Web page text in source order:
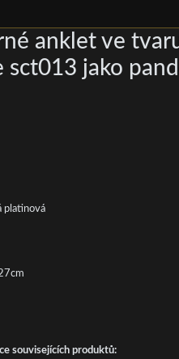
anklet ve
sct013 jako
platinová
souvisejících produktů: